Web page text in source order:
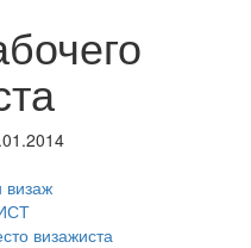
визаж
визажиста